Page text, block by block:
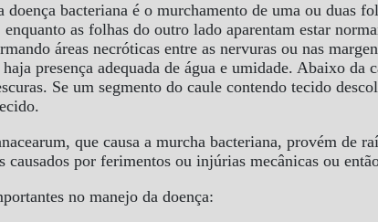
bacteriana é o murchamento de uma ou duas
as folhas do outro lado aparentam estar
áreas necróticas entre as nervuras ou nas
presença adequada de água e umidade. Abaixo
Se um segmento do caule contendo tecido
que causa a murcha bacteriana, provém de
por ferimentos ou injúrias mecânicas ou
no manejo da doença: